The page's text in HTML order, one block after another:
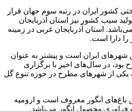
کشور ایران در رتبه سوم جهان قرار
سیب کشور نیز استان آذربایجان
استان آذربایجان غربی در زمینه
دارا است.
ایران است و پیشتر به عنوان
در سال‌های اخیر با برگزاری
یکی از شهرهای مطرح در حوزه تنوع گل
باغ‌های انگور معروف است و ارومیه
فراوری محصول انگور می‌باشد.